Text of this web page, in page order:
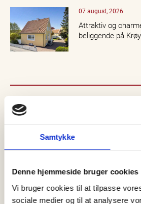
Samtykke
Denne hjemmeside bruger cookies
Vi bruger cookies til at tilpasse
sociale medier og til at analysere
07 august, 2026
Attraktiv og
beliggende på